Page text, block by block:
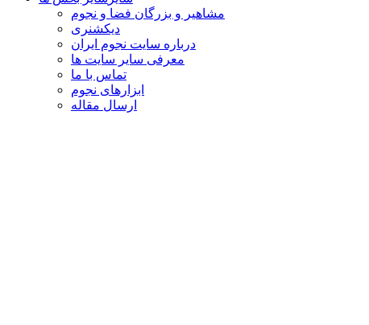
مشاهیر و بزرگان فضا و نجوم
دیکشنری
درباره سایت نجوم ایران
معرفی سایر سایت ها
تماس با ما
ابزارهای نجوم
ارسال مقاله